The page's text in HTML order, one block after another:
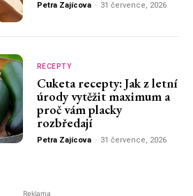
Petra Zajícova - 31 července, 2026
RECEPTY
Cuketa recepty: Jak z letní
úrody vytěžit maximum a
proč vám placky
rozbředají
Petra Zajícova - 31 července, 2026
Reklama